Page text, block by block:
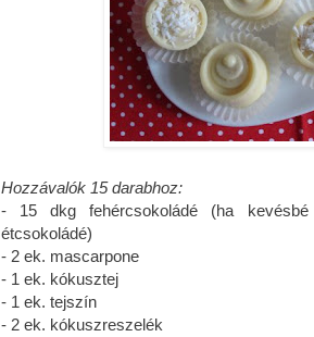
Hozzávalók 15 darabhoz:
- 15 dkg fehércsokoládé (ha
étcsokoládé)
- 2 ek. mascarpone
- 1 ek. kókusztej
- 1 ek. tejszín
- 2 ek. kókuszreszelék